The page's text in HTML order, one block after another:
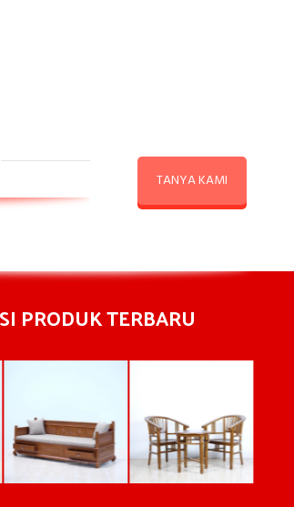
TANYA KAMI
PRODUK TERBARU